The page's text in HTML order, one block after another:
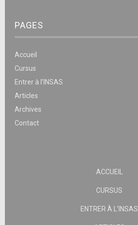
PAGES
Accueil
Cursus
Entrer à l’INSAS
Articles
Archives
Contact
ACCUEIL
CURSUS
ENTRER À L’INSAS